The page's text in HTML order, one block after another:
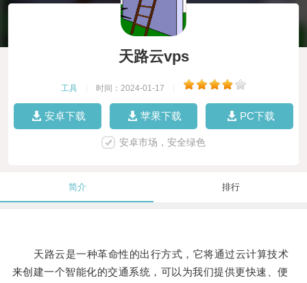
天路云vps
工具 时间：2024-01-17
安卓下载 苹果下载 PC下载
安卓市场，安全绿色
简介 排行
天路云是一种革命性的出行方式，它将通过云计算技术
来创建一个智能化的交通系统，可以为我们提供更快速、便